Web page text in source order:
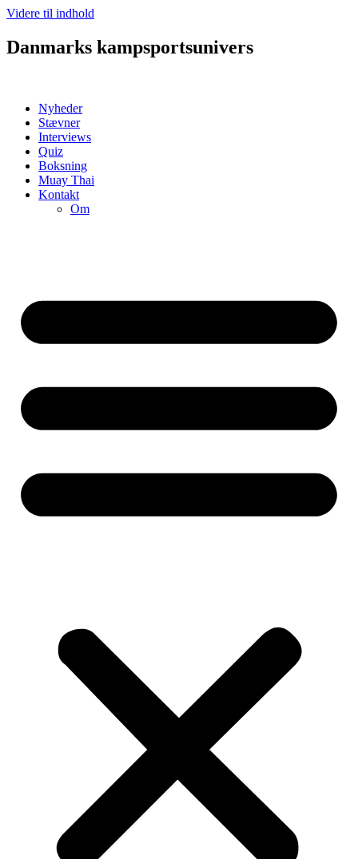
Videre til indhold
Danmarks kampsportsunivers
Nyheder
Stævner
Interviews
Quiz
Boksning
Muay Thai
Kontakt
Om